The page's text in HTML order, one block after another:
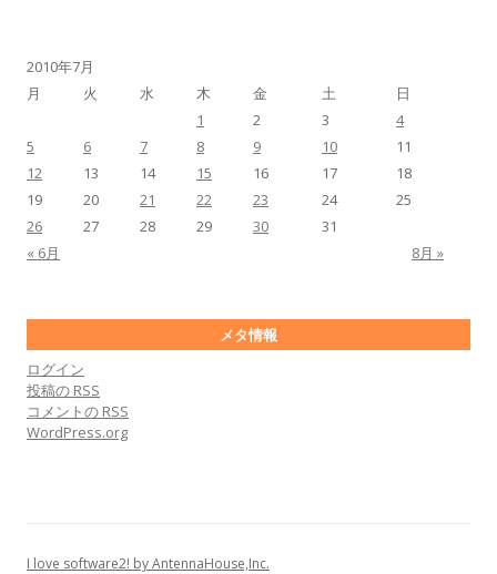
2010年7月
月
火 水 木 金 土 日
« 6月 8月 »
1 2 3
4
5
6 7 8 9 10
11
12
13 14 15 16 17
18
19
20 21 22 23 24
25
26
27 28 29 30 31
メタ情報
ログイン
投稿の RSS
コメントの RSS
WordPress.org
I love software2! by AntennaHouse,Inc.